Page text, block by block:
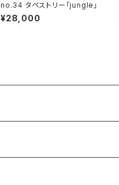
no.34 タペストリー「jungle」
¥28,000